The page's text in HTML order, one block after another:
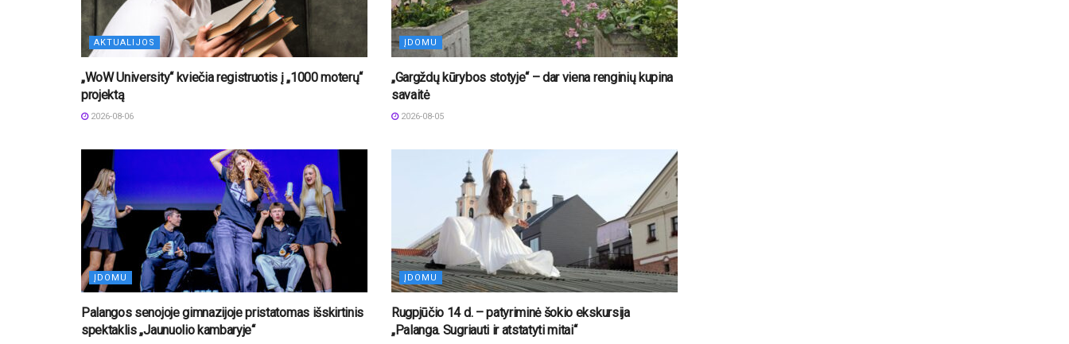
AKTUALIJOS
„WoW University“ kviečia registruotis į „1000 moterų“
projektą
2026-08-06
ĮDOMU
„Gargždų kūrybos stotyje“ – dar viena renginių kupina
savaitė
2026-08-05
ĮDOMU
Palangos senojoje gimnazijoje pristatomas išskirtinis
spektaklis „Jaunuolio kambaryje“
ĮDOMU
Rugpjūčio 14 d. – patyriminė šokio ekskursija
„Palanga. Sugriauti ir atstatyti mitai“